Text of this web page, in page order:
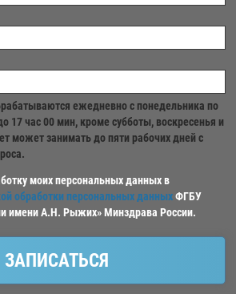
ежедневно с понедельника по
17 час 00 мин, кроме субботы, воскресенья и
может занимать до пяти рабочих дней с
моих персональных данных в
обработки персональных данныхФГБУ
имени А.Н. Рыжих» Минздрава России.